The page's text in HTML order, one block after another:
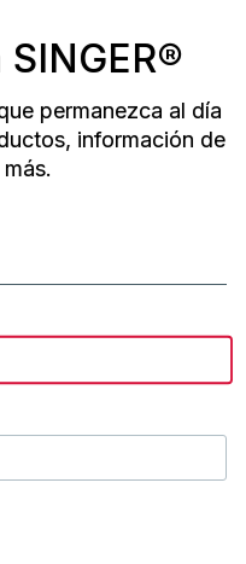
permanezca al día
información de